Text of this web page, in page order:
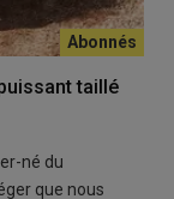
taillé
né du
que nous